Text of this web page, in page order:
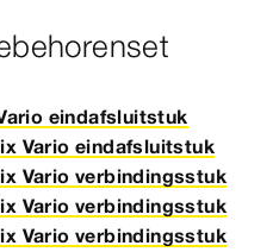
eindafsluitstuk
Vario eindafsluitstuk
Vario verbindingsstuk
Vario verbindingsstuk
Vario verbindingsstuk